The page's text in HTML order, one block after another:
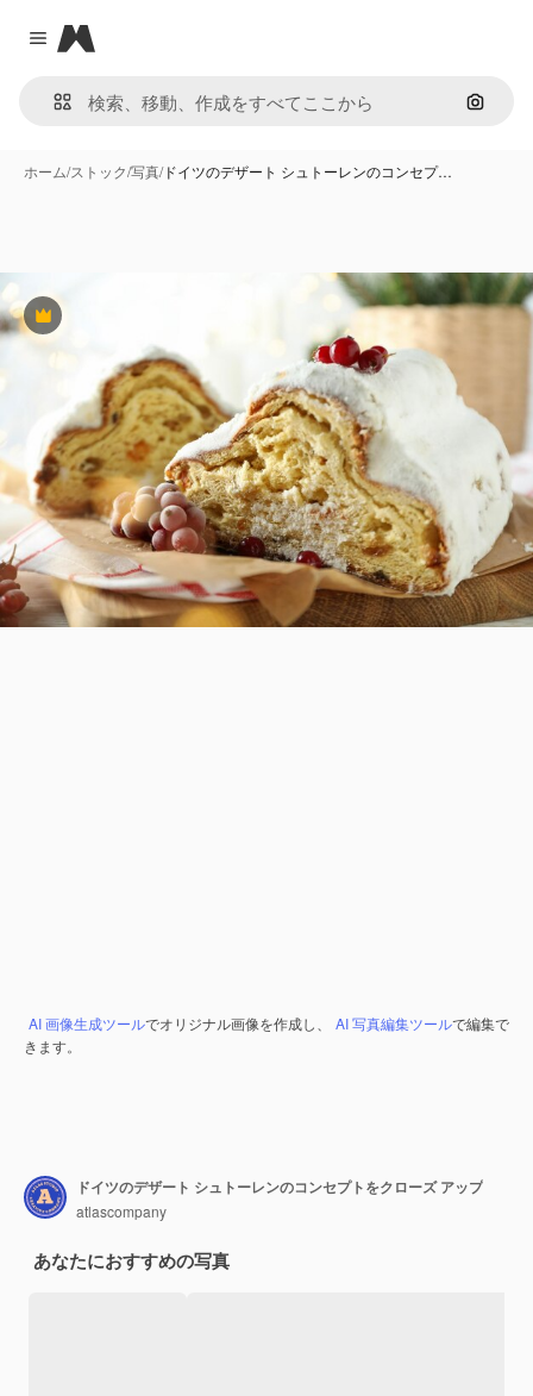
Close menu
Magnific
画像で
ホーム/ストック/写真/ドイツのデザート シュトーレンのコンセプ…
Premium
AI 画像生成ツールでオリジナル画像を作成し、 AI 写真編集ツールで編集で
きます。
ドイツのデザート シュトーレンのコンセプトをクローズ アップ
atlascompany
あなたにおすすめの写真